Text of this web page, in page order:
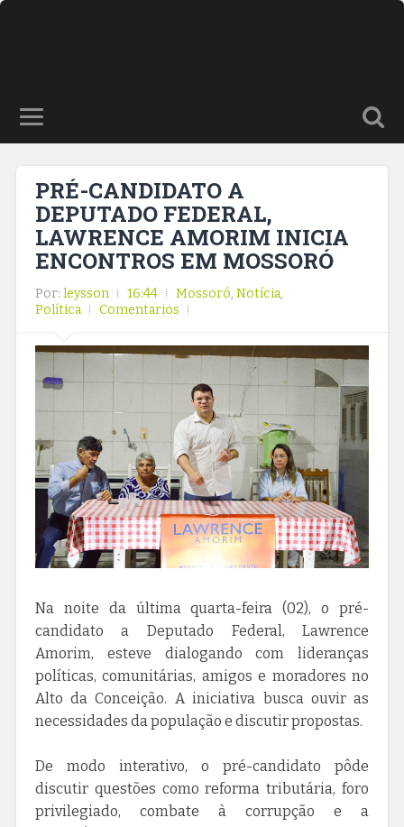
PRÉ-CANDIDATO A
DEPUTADO FEDERAL,
LAWRENCE AMORIM INICIA
ENCONTROS EM MOSSORÓ
Por: leysson 16:44 Mossoró, Notícia,
Política
Comentarios
Na noite da última quarta-feira (02), o pré-
candidato a Deputado Federal, Lawrence
Amorim, esteve dialogando com lideranças
políticas, comunitárias, amigos e moradores no
Alto da Conceição. A iniciativa busca ouvir as
necessidades da população e discutir propostas.
De modo interativo, o pré-candidato pôde
discutir questões como reforma tributária, foro
privilegiado, combate à corrupção e a